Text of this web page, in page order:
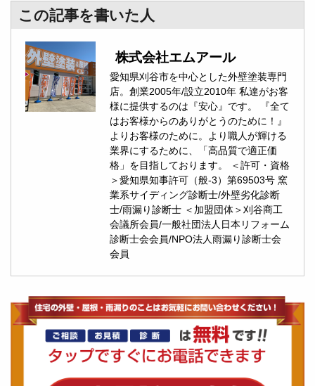
この記事を書いた人
株式会社エムアール
愛知県刈谷市を中心とした外壁塗装専門
店。創業2005年/設立2010年 私達がお客
様に提供するのは『安心』です。 『全て
はお客様からのありがとうのために！』
よりお客様のために。より職人が輝ける
業界にするために、「高品質で適正価
格」を目指しております。 ＜許可・資格
＞愛知県知事許可（般-3）第69503号 窯
業系サイディング診断士/外壁劣化診断
士/雨漏り診断士 ＜加盟団体＞刈谷商工
会議所会員/一般社団法人日本リフォーム
診断士会会員/NPO法人雨漏り診断士会
会員